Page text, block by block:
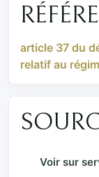
article 37 du
relatif au
Voir sur